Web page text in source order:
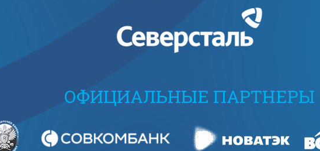
ОФИЦИАЛЬНЫЕ ПАРТНЕРЫ